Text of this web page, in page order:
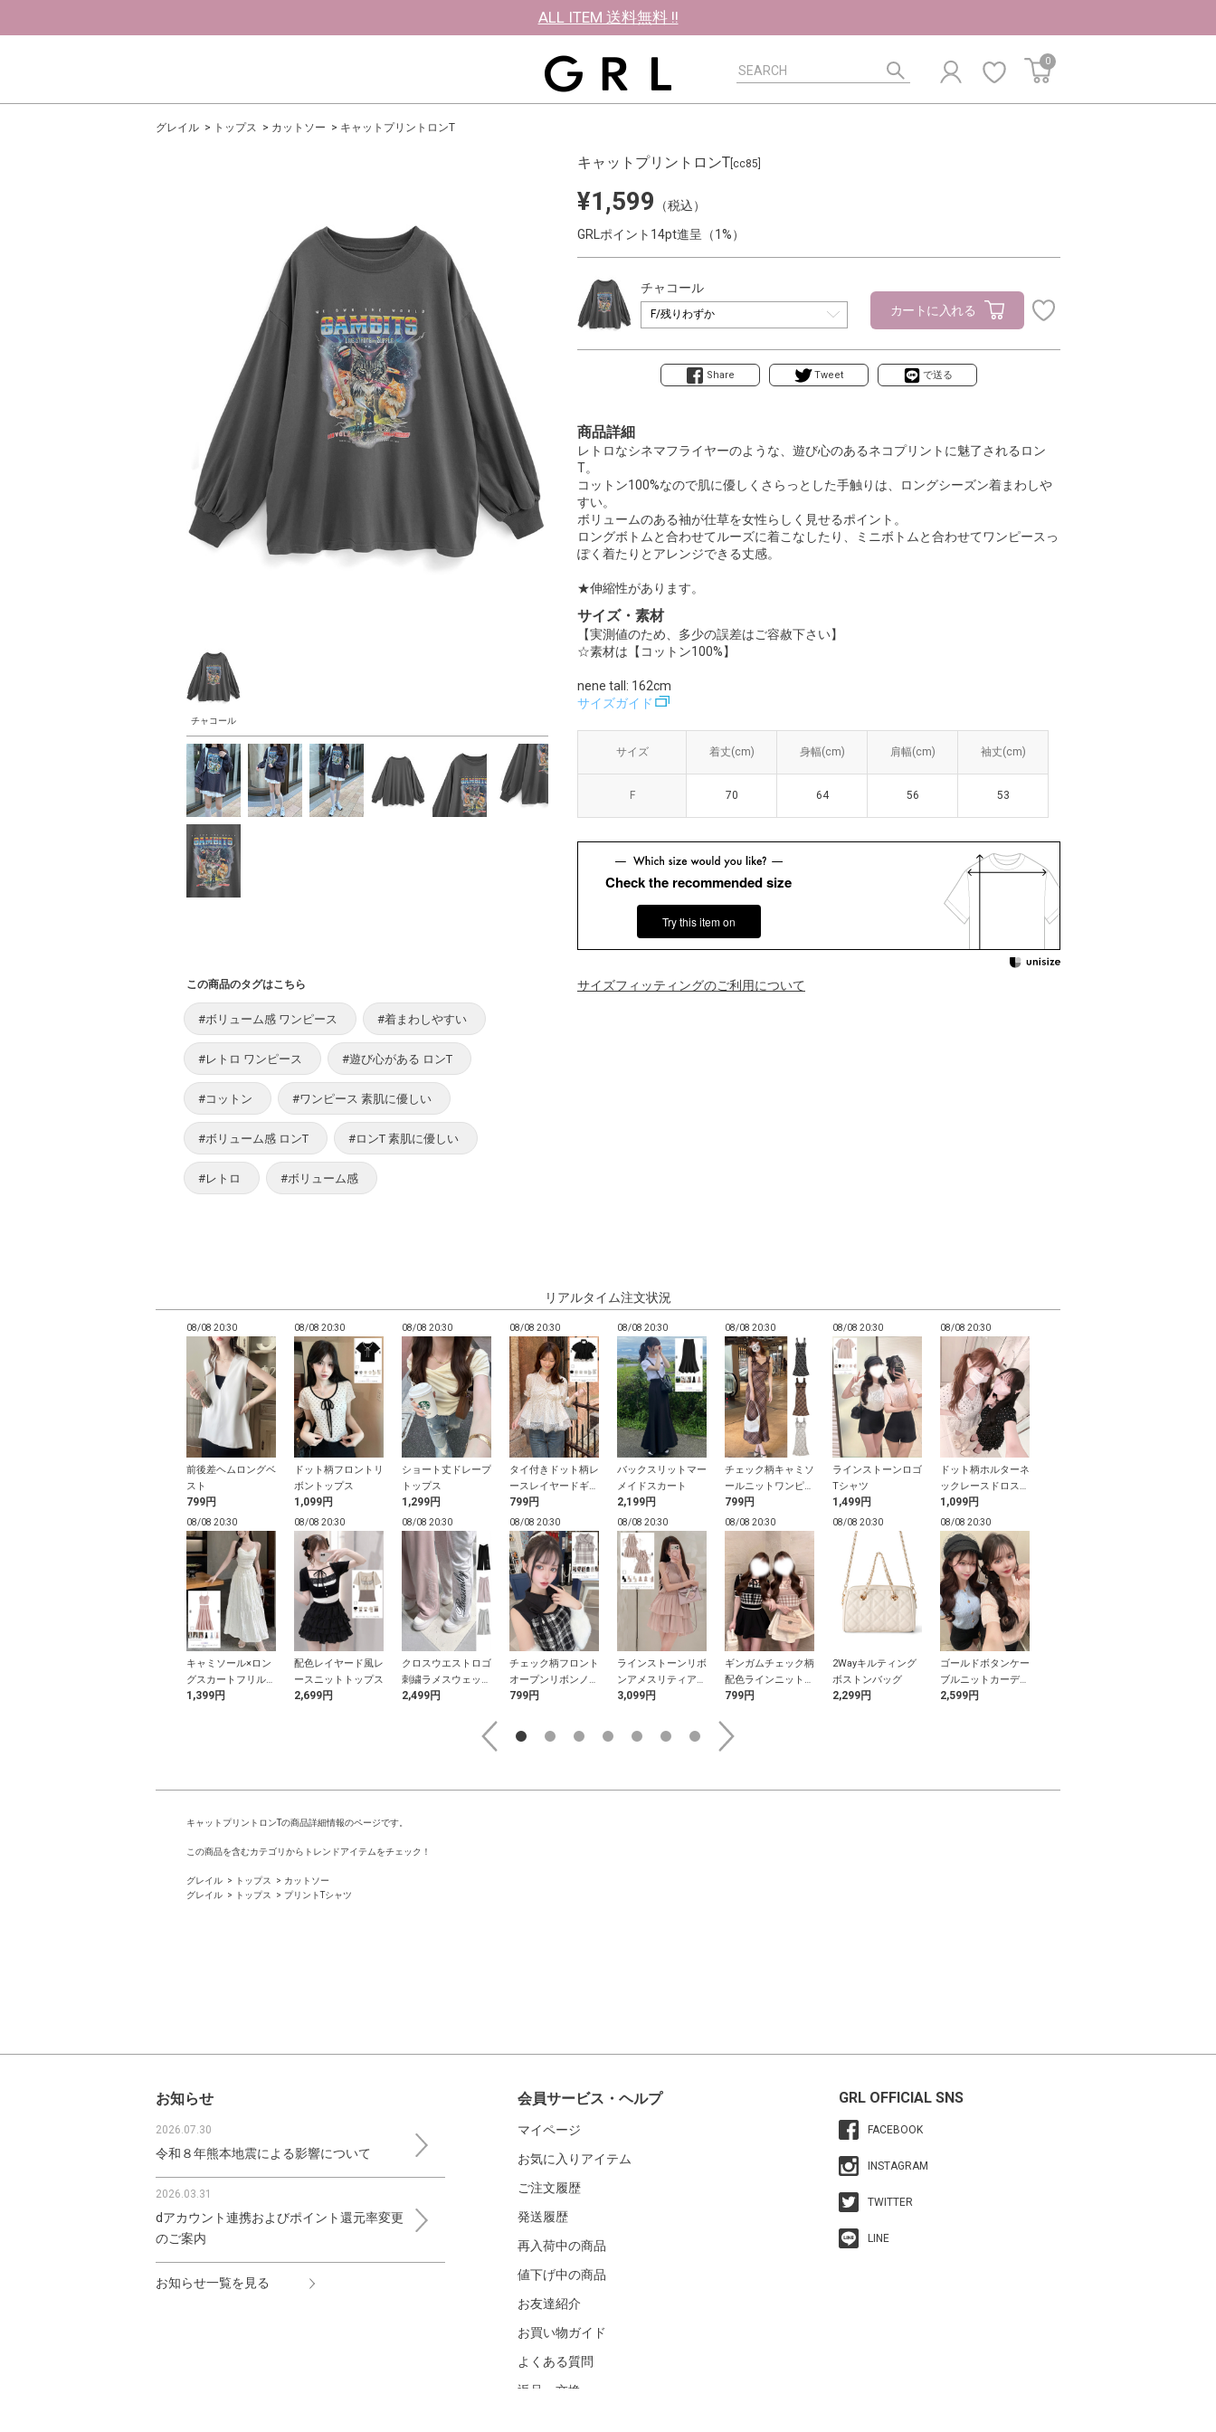
ALL ITEM 送料無料 !!
0
グレイル トップス カットソー キャットプリントロンT
チャコール
キャットプリントロンT [cc85]
¥1,599
（税込）
GRLポイント14pt進呈（1%）
チャコール
カートに入れる
Share Tweet で送る
商品詳細
レトロなシネマフライヤーのような、遊び心のあるネコプリントに魅了されるロン
T。
コットン100%なので肌に優しくさらっとした手触りは、ロングシーズン着まわしや
すい。
ボリュームのある袖が仕草を女性らしく見せるポイント。
ロングボトムと合わせてルーズに着こなしたり、ミニボトムと合わせてワンピースっ
ぽく着たりとアレンジできる丈感。
★伸縮性があります。
サイズ・素材
【実測値のため、多少の誤差はご容赦下さい】
☆素材は【コットン100%】
nene tall: 162cm
サイズガイド
サイズ 着丈(cm) 身幅(cm) 肩幅(cm) 袖丈(cm)
F 70 64 56 53
サイズ 着丈(cm) 身幅(cm) 肩幅(cm) 袖丈(cm)
F 70 64 56 53
Check the recommended size
Try this item on
サイズフィッティングのご利用について
この商品のタグはこちら
#ボリューム感 ワンピース #着まわしやすい
#レトロ ワンピース #遊び心がある ロンT
#コットン #ワンピース 素肌に優しい
#ボリューム感 ロンT #ロンT 素肌に優しい
#レトロ #ボリューム感
リアルタイム注文状況
08/08 20:30
前後差ヘムロングベ
スト
799円
08/08 20:30
ドット柄フロントリ
ボントップス
1,099円
08/08 20:30
ショート丈ドレープ
トップス
1,299円
08/08 20:30
タイ付きドット柄レ
ースレイヤードギャ
ザーブラウス
799円
08/08 20:30
バックスリットマー
メイドスカート
2,199円
08/08 20:30
チェック柄キャミソ
ールニットワンピー
ス
799円
08/08 20:30
ラインストーンロゴ
Tシャツ
1,499円
08/08 20:30
ドット柄ホルターネ
ックレースドロスト
トップス
1,099円
08/08 20:30
キャミソール×ロン
グスカートフリルセ
ットアップ
1,399円
08/08 20:30
配色レイヤード風レ
ースニットトップス
2,699円
08/08 20:30
クロスウエストロゴ
刺繍ラメスウェット
パンツ
2,499円
08/08 20:30
チェック柄フロント
オープンリボンノー
スリーブニットトッ
799円
08/08 20:30
ラインストーンリボ
ンアメスリティアー
ドミニワンピース
3,099円
08/08 20:30
ギンガムチェック柄
配色ラインニットト
ップス
799円
08/08 20:30
2Wayキルティング
ボストンバッグ
2,299円
08/08 20:30
ゴールドボタンケー
ブルニットカーディ
ガン
2,599円
キャットプリントロンTの商品詳細情報のページです。
この商品を含むカテゴリからトレンドアイテムをチェック！
グレイル トップス
カットソー
グレイル
トップス プリントTシャツ
お知らせ
2026.07.30
令和８年熊本地震による影響について
2026.03.31
dアカウント連携およびポイント還元率変更
のご案内
お知らせ一覧を見る
会員サービス・ヘルプ
マイページ
お気に入りアイテム
ご注文履歴
発送履歴
再入荷中の商品
値下げ中の商品
お友達紹介
お買い物ガイド
よくある質問
返品・交換
GRL OFFICIAL SNS
FACEBOOK
INSTAGRAM
TWITTER
LINE